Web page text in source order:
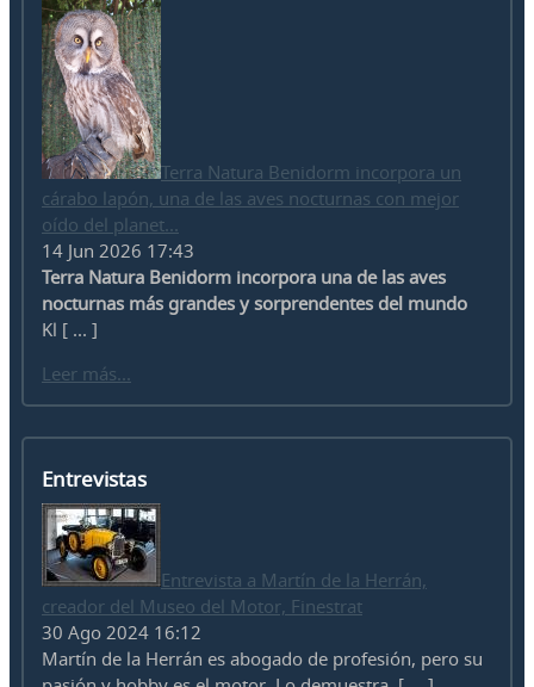
Terra Natura Benidorm incorpora un
cárabo lapón, una de las aves nocturnas con mejor
oído del planet...
14 Jun 2026 17:43
Terra Natura Benidorm incorpora una de las aves
nocturnas más grandes y sorprendentes del mundo
Kl [ ... ]
Leer más...
Entrevistas
Entrevista a Martín de la Herrán,
creador del Museo del Motor, Finestrat
30 Ago 2024 16:12
Martín de la Herrán es abogado de profesión, pero su